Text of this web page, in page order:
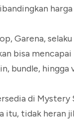
Garena,
bisa
bundle, hingga
di Mystery
itu, tidak heran